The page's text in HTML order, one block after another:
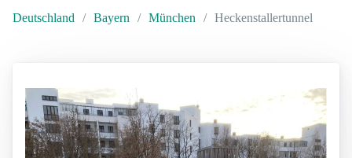
Deutschland Bayern München Heckenstallertunnel